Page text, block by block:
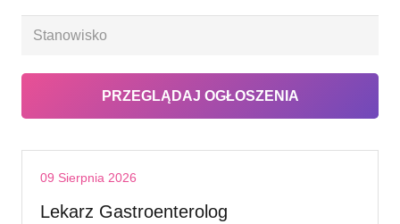
09 Sierpnia 2026
Lekarz Gastroenterolog